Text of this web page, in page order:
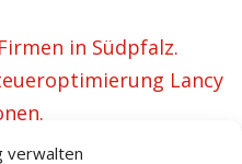
verwalten
in Südpfalz.
Lancy
Vluyn –